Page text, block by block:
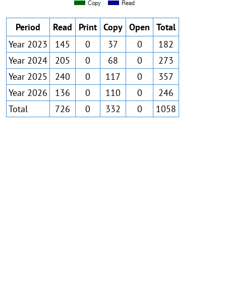
Period Read Print Copy Open
Total
Year 2023
145 0 37 0
182
Year 2024
205 0 68 0
273
Year 2025
240 0 117 0
357
Year 2026
136 0 110 0
246
Total
726 0 332 0 1058